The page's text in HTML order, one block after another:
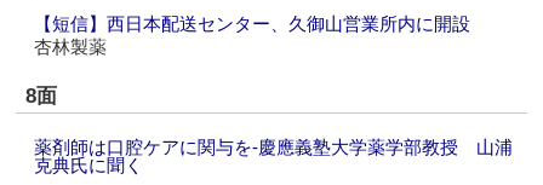
【短信】西日本配送センター、久御山営業所内に開設
杏林製薬
8面
薬剤師は口腔ケアに関与を‐慶應義塾大学薬学部教授 山浦
克典氏に聞く